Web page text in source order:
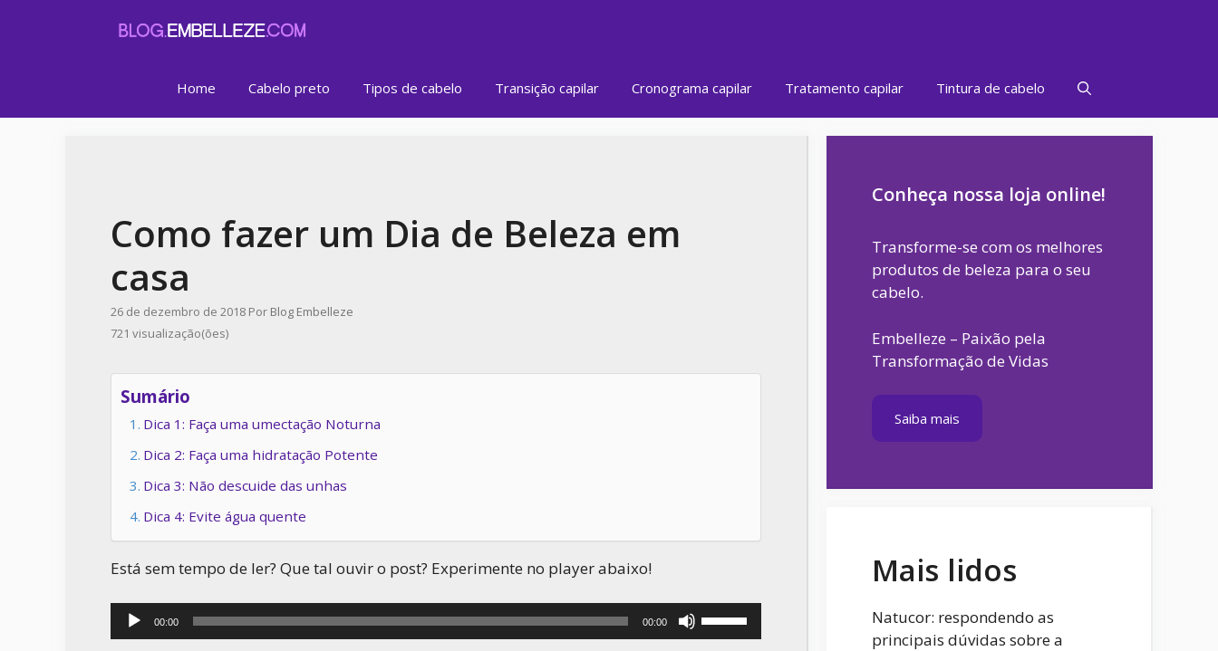
Home Cabelo preto Tipos de cabelo Transição capilar Cronograma capilar Tratamento capilar Tintura de cabelo
Como fazer um Dia de Beleza em
casa
26 de dezembro de 2018 Por Blog Embelleze
721 visualização(ões)
Sumário
Dica 1: Faça uma umectação Noturna
Dica 2: Faça uma hidratação Potente
Dica 3: Não descuide das unhas
Dica 4: Evite água quente
Está sem tempo de ler? Que tal ouvir o post? Experimente no player abaixo!
Tocador
de
00:00 00:00
as
Conheça nossa loja online!
Transforme-se com os melhores
produtos de beleza para o seu
cabelo.
Embelleze – Paixão pela
Transformação de Vidas
Saiba mais
Mais lidos
Natucor: respondendo as
principais dúvidas sobre a